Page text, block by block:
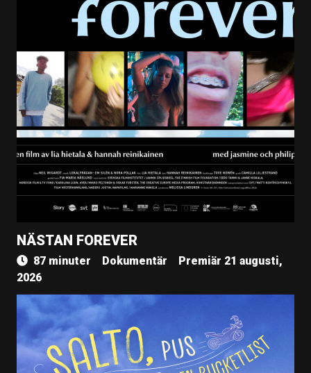
NÄSTAN FOREVER
87 minuter Dokumentär
Premiär 21 augusti,
2026